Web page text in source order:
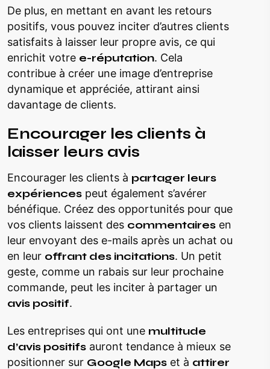
De plus, en mettant en avant les retours
positifs, vous pouvez inciter d’autres clients
satisfaits à laisser leur propre avis, ce qui
enrichit votre e-réputation. Cela
contribue à créer une image d’entreprise
dynamique et appréciée, attirant ainsi
davantage de clients.
Encourager les clients à
laisser leurs avis
Encourager les clients à partager leurs
expériences peut également s’avérer
bénéfique. Créez des opportunités pour que
vos clients laissent des commentaires en
leur envoyant des e-mails après un achat ou
en leur offrant des incitations. Un petit
geste, comme un rabais sur leur prochaine
commande, peut les inciter à partager un
avis positif.
Les entreprises qui ont une multitude
d’avis positifs auront tendance à mieux se
positionner sur Google Maps et à attirer